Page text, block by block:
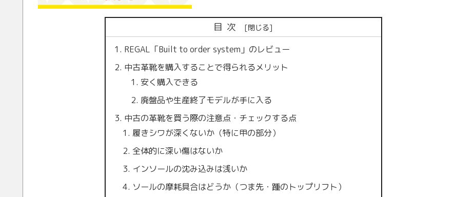
目次
REGAL「Built to order system」のレビュー
中古革靴を購入することで得られるメリット
安く購入できる
廃盤品や生産終了モデルが手に入る
中古の革靴を買う際の注意点・チェックする点
履きシワが深くないか（特に甲の部分）
全体的に深い傷はないか
インソールの沈み込みは浅いか
ソールの摩耗具合はどうか（つま先・踵のトップリフト）